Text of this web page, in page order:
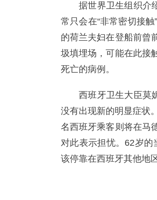
据世界卫生组织介
常只会在“非常密切接
的荷兰夫妇在登船前曾
圾填埋场，可能在此接
死亡的病例。
西班牙卫生大臣莫
没有出现新的明显症状
名西班牙乘客则将在马
对此表示担忧。62岁的
该停靠在西班牙其他地区